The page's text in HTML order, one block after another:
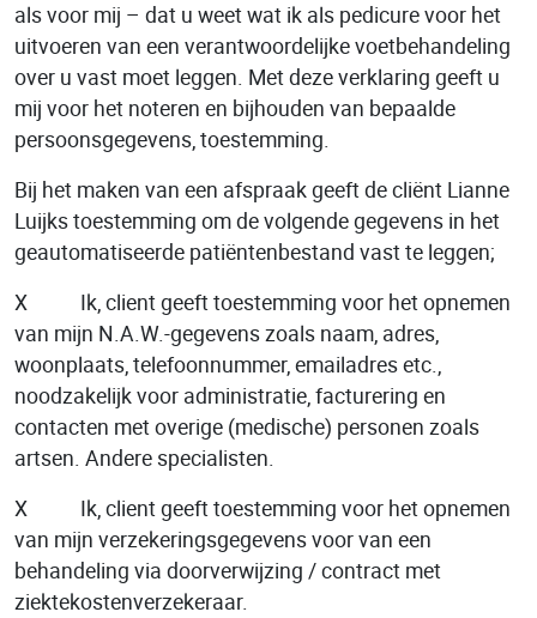
als voor mij – dat u weet wat ik als pedicure voor het
uitvoeren van een verantwoordelijke voetbehandeling
over u vast moet leggen. Met deze verklaring geeft u
mij voor het noteren en bijhouden van bepaalde
persoonsgegevens, toestemming.
Bij het maken van een afspraak geeft de cliënt Lianne
Luijks toestemming om de volgende gegevens in het
geautomatiseerde patiëntenbestand vast te leggen;
X Ik, client geeft toestemming voor het opnemen
van mijn N.A.W.-gegevens zoals naam, adres,
woonplaats, telefoonnummer, emailadres etc.,
noodzakelijk voor administratie, facturering en
contacten met overige (medische) personen zoals
artsen. Andere specialisten.
X Ik, client geeft toestemming voor het opnemen
van mijn verzekeringsgegevens voor van een
behandeling via doorverwijzing / contract met
ziektekostenverzekeraar.